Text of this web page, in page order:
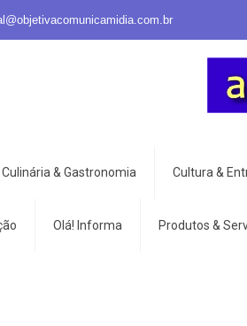
Culinária & Gastronomia Cultura &
Olá! Informa Produtos &